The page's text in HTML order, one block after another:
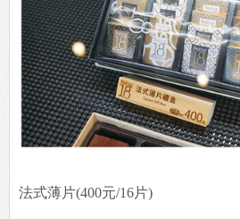
法式薄片(400元/16片)